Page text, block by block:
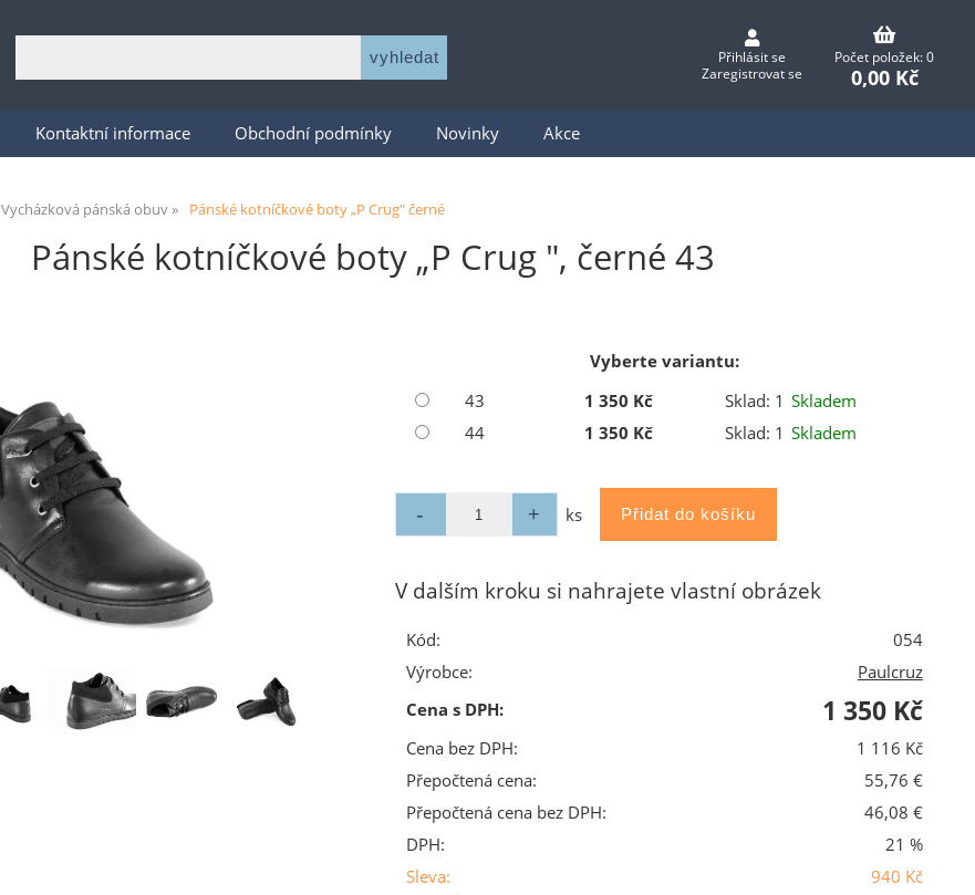
Přihlásit se
Zaregistrovat se
Počet položek: 0
0,00 Kč
Kontaktní informace Obchodní podmínky Novinky Akce
Vycházková pánská obuv Pánské kotníčkové boty „P Crug" černé
Pánské kotníčkové boty „P Crug ", černé 43
Vyberte variantu:
43
1 350 Kč Sklad: 1 Skladem
44
1 350 Kč Sklad: 1 Skladem
ks
V dalším kroku si nahrajete vlastní obrázek
Kód:
054
Výrobce:
Paulcruz
Cena s DPH:
1 350 Kč
Cena bez DPH:
1 116 Kč
Přepočtená cena:
55,76 €
Přepočtená cena bez DPH:
46,08 €
DPH:
21 %
Sleva:
940 Kč